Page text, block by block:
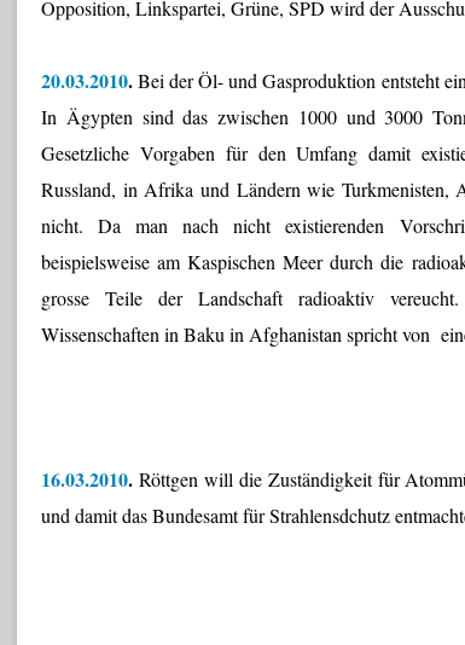
Opposition, Linkspartei, Grüne, SPD wird der
20.03.2010.Bei der Öl- und Gasproduktion entsteht
In Ägypten sind das zwischen 1000 und 3000
Gesetzliche Vorgaben für den Umfang damit
Russland, in Afrika und Ländern wie Turkmenisten,
nicht. Da man nach nicht existierenden
beispielsweise am Kaspischen Meer durch die
grosse Teile der Landschaft radioaktiv
Wissenschaften in Baku in Afghanistan spricht von
16.03.2010. Röttgen will die Zuständigkeit für
und damit das Bundesamt für Strahlensdchutz